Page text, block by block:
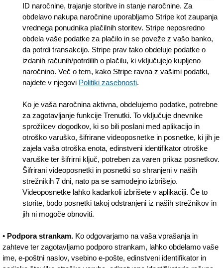
ID naročnine, trajanje storitve in stanje naročnine. Za
obdelavo nakupa naročnine uporabljamo Stripe kot zaupanja
vrednega ponudnika plačilnih storitev. Stripe neposredno
obdela vaše podatke za plačilo in se poveže z vašo banko,
da potrdi transakcijo. Stripe prav tako obdeluje podatke o
izdanih računih/potrdilih o plačilu, ki vključujejo kupljeno
naročnino. Več o tem, kako Stripe ravna z vašimi podatki,
najdete v njegovi Politiki zasebnosti.
Ko je vaša naročnina aktivna, obdelujemo podatke, potrebne
za zagotavljanje funkcije Trenutki. To vključuje dnevnike
sprožilcev dogodkov, ki so bili poslani med aplikacijo in
otroško varuško, šifrirane videoposnetke in posnetke, ki jih je
zajela vaša otroška enota, edinstveni identifikator otroške
varuške ter šifrirni ključ, potreben za varen prikaz posnetkov.
Šifrirani videoposnetki in posnetki so shranjeni v naših
strežnikih 7 dni, nato pa se samodejno izbrišejo.
Videoposnetke lahko kadarkoli izbrišete v aplikaciji. Če to
storite, bodo posnetki takoj odstranjeni iz naših strežnikov in
jih ni mogoče obnoviti.
• Podpora strankam. Ko odgovarjamo na vaša vprašanja in
zahteve ter zagotavljamo podporo strankam, lahko obdelamo vaše
ime, e-poštni naslov, vsebino e-pošte, edinstveni identifikator in